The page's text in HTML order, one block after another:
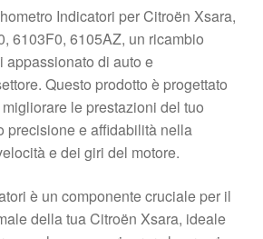
Indicatori per Citroën Xsara,
6103F0, 6105AZ, un ricambio
appassionato di auto e
Questo prodotto è progettato
le prestazioni del tuo
precisione e affidabilità nella
e dei giri del motore.
è un componente cruciale per il
della tua Citroën Xsara, ideale